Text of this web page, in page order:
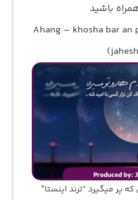
باشید
Ahang – khosha bar an
پر میگیرد “ترند اینستا”